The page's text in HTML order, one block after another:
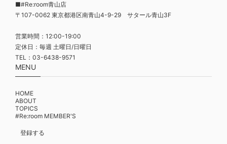
■#Re:room青山店
〒107-0062 東京都港区南青山4-9-29 サタール青山3F
営業時間：12:00-19:00
定休日：毎週 土曜日/日曜日
TEL：03-6438-9571
MENU
HOME
ABOUT
TOPICS
#Re:room MEMBER'S
登録する